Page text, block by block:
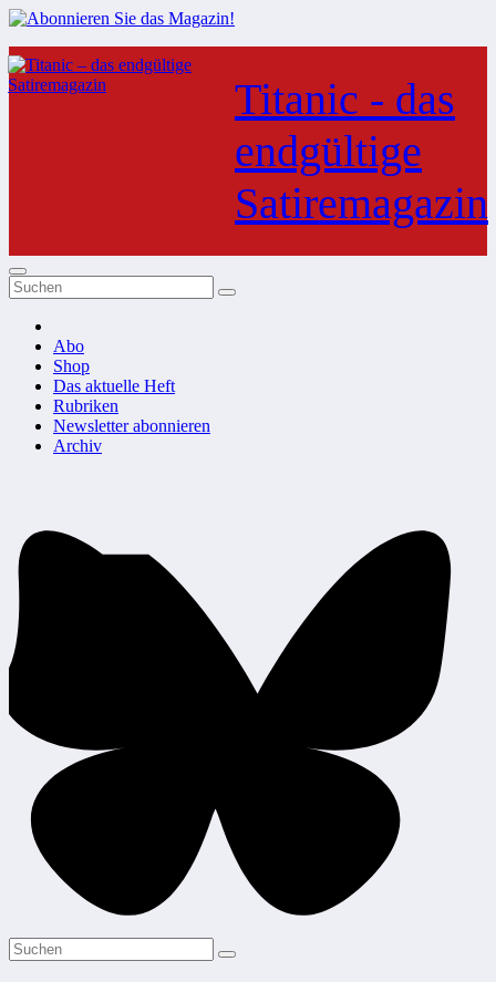
Zum
Inhalt
springen
Titanic - das
endgültige
Satiremagazin
Abo
Shop
Das aktuelle Heft
Rubriken
Newsletter abonnieren
Archiv